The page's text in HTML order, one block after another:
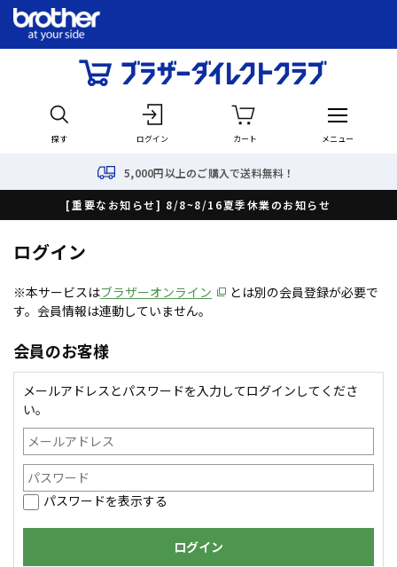
探す ログイン カート メニュー
5,000円以上のご購入で送料無料！
[重要なお知らせ] 8/8~8/16夏季休業のお知らせ
ログイン
※本サービスはブラザーオンライン
とは別の会員登録が必要で
す。会員情報は連動していません。
会員のお客様
メールアドレスとパスワードを入力してログインしてくださ
い。
パスワードを表示する